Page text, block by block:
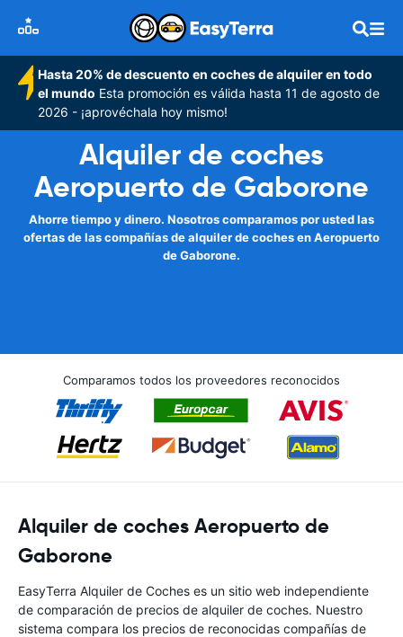
Hasta 20% de descuento en coches de alquiler en todo
el mundo Esta promoción es válida hasta 11 de agosto de
2026 - ¡aprovéchala hoy mismo!
Alquiler de coches
Aeropuerto de Gaborone
Ahorre tiempo y dinero. Nosotros comparamos por usted las
ofertas de las compañías de alquiler de coches en Aeropuerto
de Gaborone.
Comparamos todos los proveedores reconocidos
Alquiler de coches Aeropuerto de
Gaborone
EasyTerra Alquiler de Coches es un sitio web independiente
de comparación de precios de alquiler de coches. Nuestro
sistema compara los precios de reconocidas compañías de